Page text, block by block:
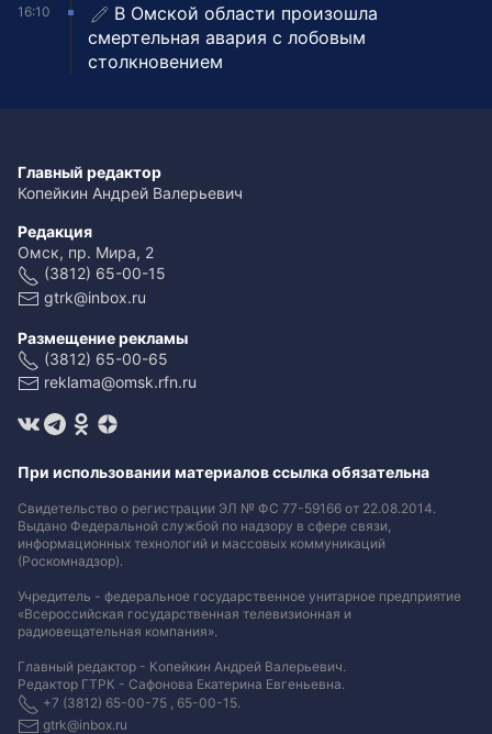
16:10
В Омской области произошла
смертельная авария с лобовым
столкновением
Главный редактор
Копейкин Андрей Валерьевич
Редакция
Омск, пр. Мира, 2
(3812) 65-00-15
gtrk@inbox.ru
Размещение рекламы
(3812) 65-00-65
reklama@omsk.rfn.ru
При использовании материалов ссылка обязательна
Свидетельство о регистрации ЭЛ № ФС 77-59166 от 22.08.2014.
Выдано Федеральной службой по надзору в сфере связи,
информационных технологий и массовых коммуникаций
(Роскомнадзор).
Учредитель - федеральное государственное унитарное предприятие
«Всероссийская государственная телевизионная и
радиовещательная компания».
Главный редактор - Копейкин Андрей Валерьевич.
Редактор ГТРК - Сафонова Екатерина Евгеньевна.
+7 (3812) 65-00-75 , 65-00-15.
gtrk@inbox.ru